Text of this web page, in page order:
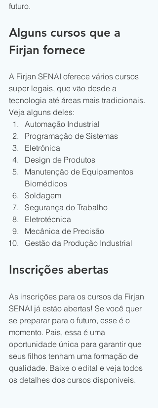
futuro.
Alguns cursos que a
Firjan fornece
A Firjan SENAI oferece vários cursos
super legais, que vão desde a
tecnologia até áreas mais tradicionais.
Veja alguns deles:
Automação Industrial
Programação de Sistemas
Eletrônica
Design de Produtos
Manutenção de Equipamentos
Biomédicos
Soldagem
Segurança do Trabalho
Eletrotécnica
Mecânica de Precisão
Gestão da Produção Industrial
Inscrições abertas
As inscrições para os cursos da Firjan
SENAI já estão abertas! Se você quer
se preparar para o futuro, esse é o
momento. Pais, essa é uma
oportunidade única para garantir que
seus filhos tenham uma formação de
qualidade. Baixe o edital e veja todos
os detalhes dos cursos disponíveis.